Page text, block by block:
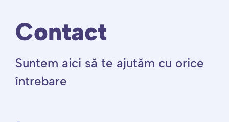
350,00
Contact
Suntem aici să te ajutăm cu orice
întrebare